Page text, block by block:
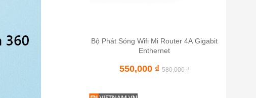
Bộ Phát Sóng Wifi Mi Router 4A Gigabit
Enthernet
550,000 ₫ 580,000₫